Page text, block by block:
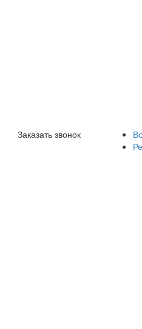
Заказать звонок